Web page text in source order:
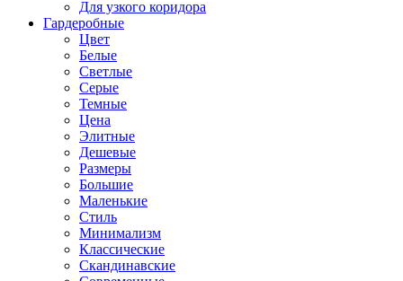
Для узкого коридора
Гардеробные
Цвет
Белые
Светлые
Серые
Темные
Цена
Элитные
Дешевые
Размеры
Большие
Маленькие
Стиль
Минимализм
Классические
Скандинавские